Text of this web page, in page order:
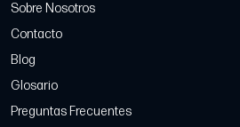
Sobre Nosotros
Contacto
Blog
Glosario
Preguntas Frecuentes